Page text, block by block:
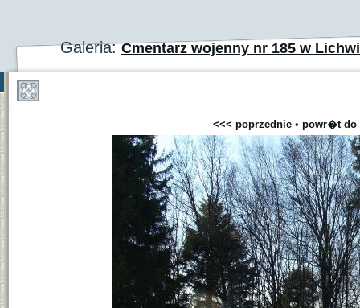
Galeria:Cmentarz wojenny nr 185 w
<<< poprzednie • powr�t do